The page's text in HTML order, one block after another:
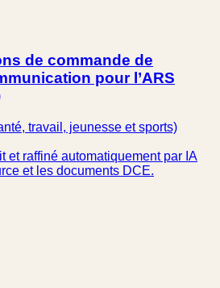
de commande de
pour l’ARS
travail, jeunesse et sports)
et raffiné automatiquement par IA
et les documents DCE.